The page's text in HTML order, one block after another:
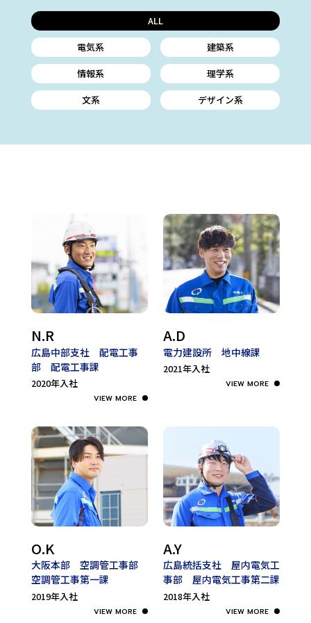
ALL
電気系
建築系
情報系
理学系
文系
デザイン系
N.R
広島中部支社 配電工事
部 配電工事課
2020年入社
A.D
電力建設所 地中線課
2021年入社
O.K
大阪本部 空調管工事部
空調管工事第一課
2019年入社
A.Y
広島統括支社 屋内電気工
事部 屋内電気工事第二課
2018年入社